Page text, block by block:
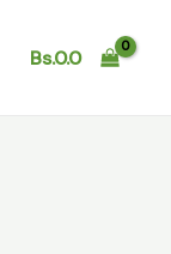
Bs.0.0